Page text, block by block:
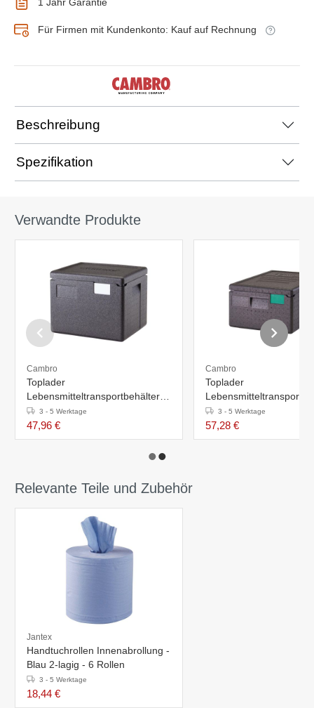
Für Firmen mit Kundenkonto: Kauf auf Rechnung
Beschreibung
Spezifikation
Verwandte Produkte
Cambro
Toplader
Lebensmitteltransportbehälter -
22,3 Liter - 1x GN 1/2 - Tiefe
200 mm
3 - 5 Werktage
47,96 €
Cambro
Toplader
35,5 Liter - 1x GN 1/1 -
150 mm
3 - 5 Werktage
57,28 €
Relevante Teile und Zubehör
Jantex
Handtuchrollen Innenabrollung -
Blau 2-lagig - 6 Rollen
3 - 5 Werktage
18,44 €